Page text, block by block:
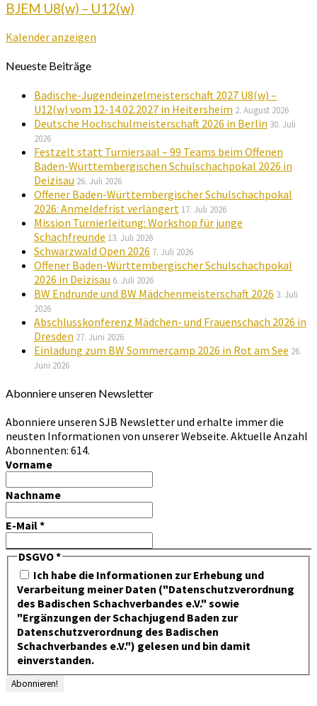
BJEM U8(w) – U12(w)
Kalender anzeigen
Neueste Beiträge
Badische-Jugendeinzelmeisterschaft 2027 U8(w) –
U12(w) vom 12-14.02.2027 in Heitersheim 2. August 2026
Deutsche Hochschulmeisterschaft 2026 in Berlin 30. Juli
2026
Festzelt statt Turniersaal – 99 Teams beim Offenen
Baden-Württembergischen Schulschachpokal 2026 in
Deizisau 26. Juli 2026
Offener Baden-Württembergischer Schulschachpokal
2026: Anmeldefrist verlängert 17. Juli 2026
Mission Turnierleitung: Workshop für junge
Schachfreunde 13. Juli 2026
Schwarzwald Open 2026 7. Juli 2026
Offener Baden-Württembergischer Schulschachpokal
2026 in Deizisau 6. Juli 2026
BW Endrunde und BW Mädchenmeisterschaft 2026 3. Juli
2026
Abschlusskonferenz Mädchen- und Frauenschach 2026 in
Dresden 27. Juni 2026
Einladung zum BW Sommercamp 2026 in Rot am See 26.
Juni 2026
Abonniere unseren Newsletter
Abonniere unseren SJB Newsletter und erhalte immer die
neusten Informationen von unserer Webseite. Aktuelle Anzahl
Abonnenten: 614.
Vorname
Nachname
E-Mail*
DSGVO*
Ich habe die Informationen zur Erhebung und
Verarbeitung meiner Daten ("Datenschutzverordnung
des Badischen Schachverbandes e.V." sowie
"Ergänzungen der Schachjugend Baden zur
Datenschutzverordnung des Badischen
Schachverbandes e.V.") gelesen und bin damit
einverstanden.